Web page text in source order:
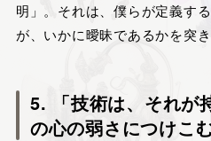
明」。それは、僕らが定義す
が、いかに曖昧であるかを突き
5. 「技術は、それが
の心の弱さにつけこむ